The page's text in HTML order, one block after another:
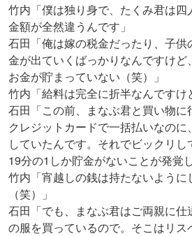
竹内「僕は独り身で、たくみ君は
金額が全然違うんです」
石田「俺は嫁の税金だったり、子供
金が出ていくばっかりなんですけど
お金が貯まっていない（笑）」
竹内「給料は完全に折半なんですけ
石田「この前、まなぶ君と買い物に
クレジットカードで一括払いなのに
していたんです。それでビックリ
19分の1しか貯金がないことが発覚
竹内「宵越しの銭は持たないように
（笑）」
石田「でも、まなぶ君はご両親に仕
の服を買っているので。そこはリス